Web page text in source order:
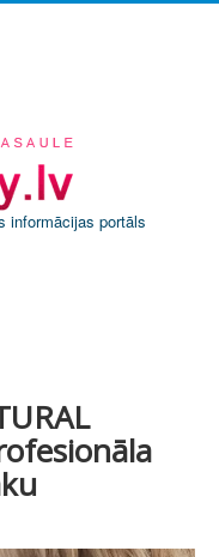
informācijas portāls